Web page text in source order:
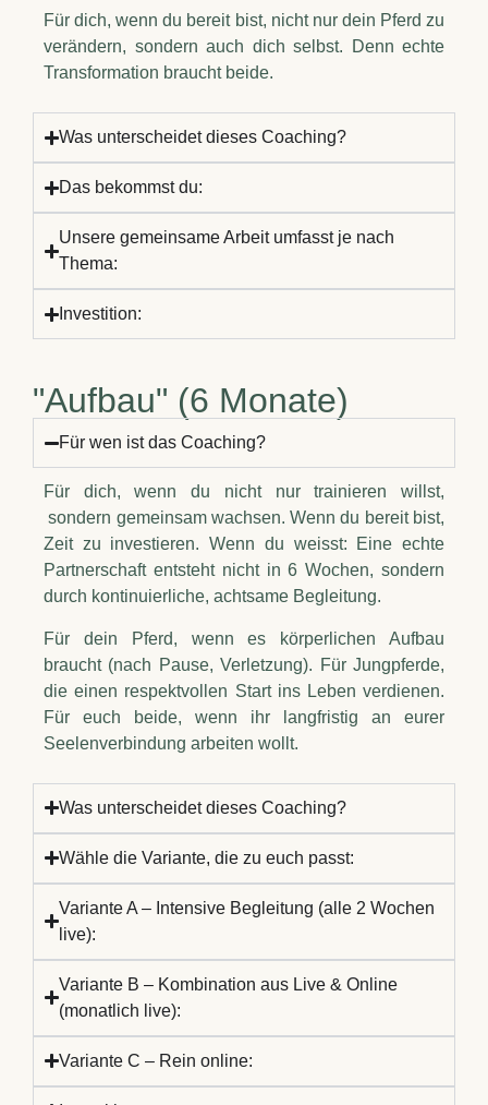
Für dich, wenn du bereit bist, nicht nur dein Pferd zu
verändern, sondern auch dich selbst. Denn echte
Transformation braucht beide.
Was unterscheidet dieses Coaching?
Das bekommst du:
Unsere gemeinsame Arbeit umfasst je nach
Thema:
Investition:
"Aufbau" (6 Monate)
Für wen ist das Coaching?
Für dich, wenn du nicht nur trainieren willst,
sondern gemeinsam wachsen. Wenn du bereit bist,
Zeit zu investieren. Wenn du weisst: Eine echte
Partnerschaft entsteht nicht in 6 Wochen, sondern
durch kontinuierliche, achtsame Begleitung.
Für dein Pferd, wenn es körperlichen Aufbau
braucht (nach Pause, Verletzung). Für Jungpferde,
die einen respektvollen Start ins Leben verdienen.
Für euch beide, wenn ihr langfristig an eurer
Seelenverbindung arbeiten wollt.
Was unterscheidet dieses Coaching?
Wähle die Variante, die zu euch passt:
Variante A – Intensive Begleitung (alle 2 Wochen
live):
Variante B – Kombination aus Live & Online
(monatlich live):
Variante C – Rein online: